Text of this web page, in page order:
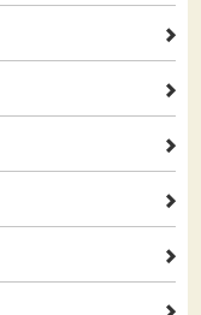
2
2
2
2
2